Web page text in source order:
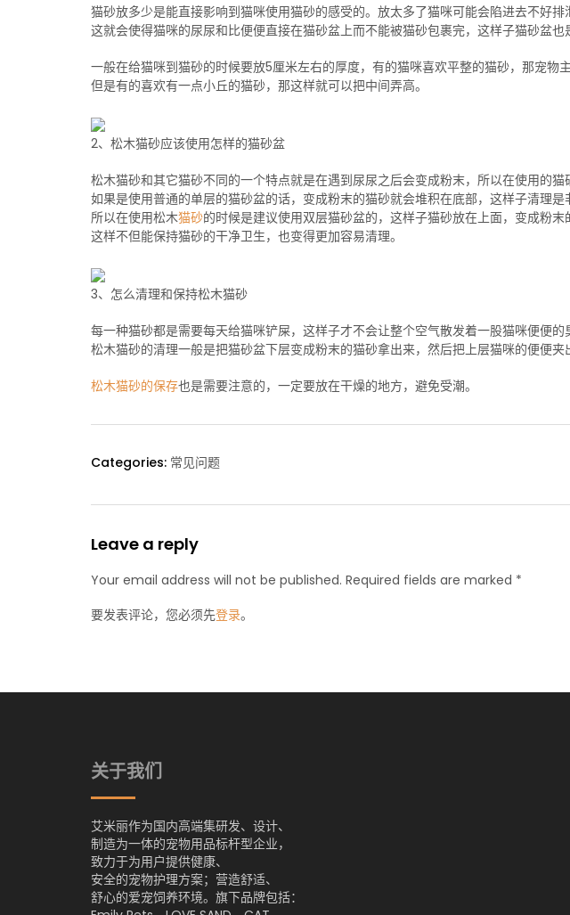
猫砂放多少是能直接影响到猫咪使用猫砂的感受的。放太多了猫咪可能会陷进去不好排
这就会使得猫咪的尿尿和比便便直接在猫砂盆上而不能被猫砂包裹完，这样子猫砂盆也
一般在给猫咪到猫砂的时候要放5厘米左右的厚度，有的猫咪喜欢平整的猫砂，那宠物主
但是有的喜欢有一点小丘的猫砂，那这样就可以把中间弄高。
2、松木猫砂应该使用怎样的猫砂盆
松木猫砂和其它猫砂不同的一个特点就是在遇到尿尿之后会变成粉末，所以在使用的猫
如果是使用普通的单层的猫砂盆的话，变成粉末的猫砂就会堆积在底部，这样子清理是
所以在使用松木猫砂的时候是建议使用双层猫砂盆的，这样子猫砂放在上面，变成粉末
这样不但能保持猫砂的干净卫生，也变得更加容易清理。
3、怎么清理和保持松木猫砂
每一种猫砂都是需要每天给猫咪铲屎，这样子才不会让整个空气散发着一股猫咪便便的
松木猫砂的清理一般是把猫砂盆下层变成粉末的猫砂拿出来，然后把上层猫咪的便便夹
松木猫砂的保存也是需要注意的，一定要放在干燥的地方，避免受潮。
Categories: 常见问题
Leave a reply
Your email address will not be published. Required fields are marked *
要发表评论，您必须先登录。
关于我们
艾米丽作为国内高端集研发、设计、
制造为一体的宠物用品标杆型企业，
致力于为用户提供健康、
安全的宠物护理方案；营造舒适、
舒心的爱宠饲养环境。旗下品牌包括：